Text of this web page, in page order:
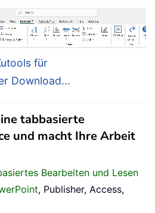
für
Download...
tabbasierte
und macht Ihre Arbeit
Bearbeiten und Lesen
, Publisher, Access,